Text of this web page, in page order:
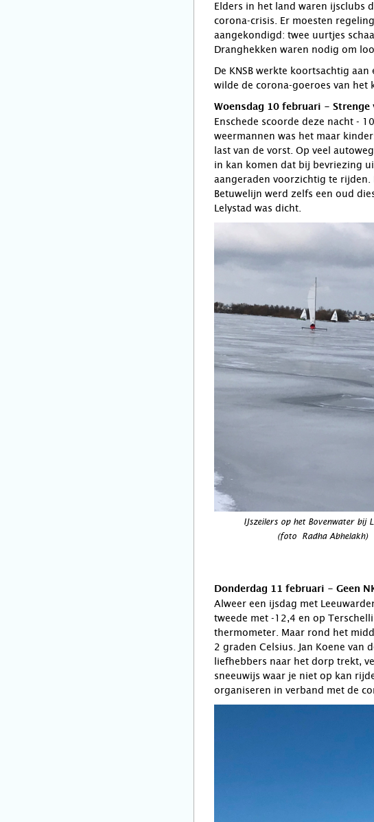
Elders in het land waren ijsclubs
corona-crisis. Er moesten
aangekondigd: twee uurtjes
Dranghekken waren nodig om
De KNSB werkte koortsachtig
wilde de corona-goeroes van het
Woensdag 10 februari - Strenge
Enschede scoorde deze nacht -
weermannen was het maar
last van de vorst. Op veel
in kan komen dat bij bevriezing
aangeraden voorzichtig te rijden.
Betuwelijn werd zelfs een oud
Lelystad was dicht.
IJszeilers op het Bovenwater bij
(foto Radha Abhelakh)
Donderdag 11 februari - Geen
Alweer een ijsdag met
tweede met -12,4 en op
thermometer. Maar rond het
2 graden Celsius. Jan Koene
liefhebbers naar het dorp trekt,
sneeuwijs waar je niet op kan
organiseren in verband met de